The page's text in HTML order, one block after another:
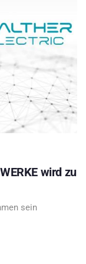
wird zu
sein